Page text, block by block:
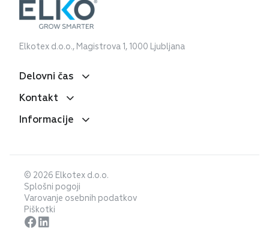
Elkotex d.o.o., Magistrova 1, 1000 Ljubljana
Delovni čas
Ponedeljek-četrtek:
8:00 - 16:00
Kontakt
Prodaja:+386 1 583 79 10
Servis in reklamacije:+386 1 583 79 17
servis@elkotex.si
Informacije
Piškotki
Garancijski pogoji za končne kupce
PDF navodila za uporabo za končne kupce
© 2026 Elkotex d.o.o.
Splošni pogoji
Varovanje osebnih podatkov
Piškotki